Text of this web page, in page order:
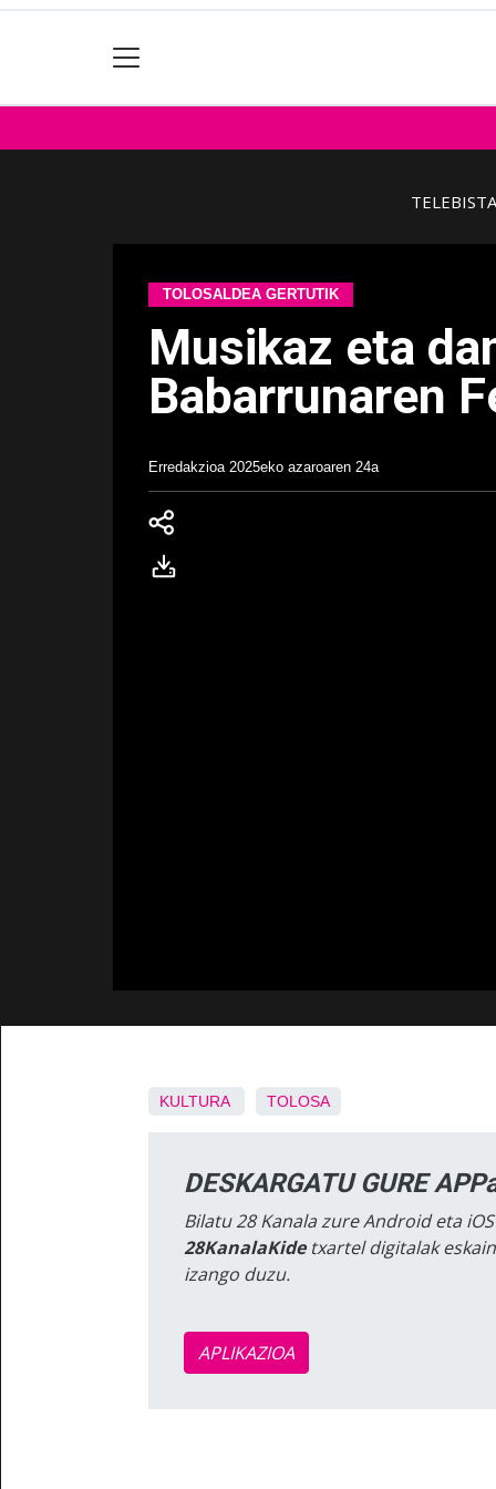
TELEBISTA
TOLOSALDEA GERTUTIK
Musikaz eta
Babarrunaren
Erredakzioa 2025eko azaroaren 24a
KULTURA TOLOSA
DESKARGATU GURE
Bilatu 28 Kanala zure Android eta
28KanalaKidetxartel digitalak
izango duzu.
APLIKAZIOA